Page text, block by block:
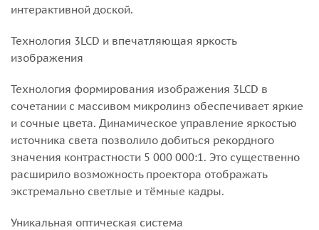
интерактивной доской.
Технология 3LCD и впечатляющая яркость
изображения
Технология формирования изображения 3LCD в
сочетании с массивом микролинз обеспечивает яркие
и сочные цвета. Динамическое управление яркостью
источника света позволило добиться рекордного
значения контрастности 5 000 000:1. Это существенно
расширило возможность проектора отображать
экстремально светлые и тёмные кадры.
Уникальная оптическая система